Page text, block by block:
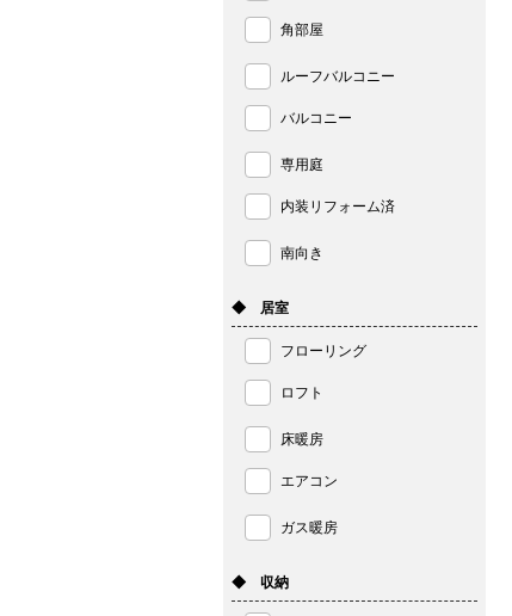
角部屋
ルーフバルコニー
バルコニー
専用庭
内装リフォーム済
南向き
◆ 居室
フローリング
ロフト
床暖房
エアコン
ガス暖房
◆ 収納